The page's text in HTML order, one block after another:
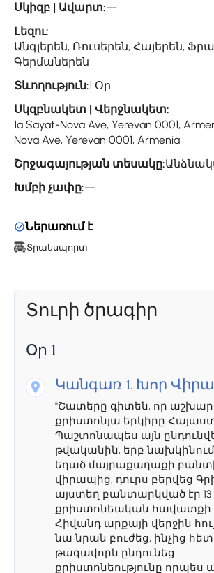
Սկիզբ | Ավարտ:—
Լեզու:
Անգլերեն, Ռուսերեն, Հայերեն,
Գերմաներեն
Տևողություն:1 Օր
Սկզբնակետ | Վերջնակետ:
1a Sayat-Nova Ave, Yerevan 0001,
Nova Ave, Yerevan 0001, Armenia
Շրջագայության տեսակը:
Խմբի չափը:—
Ներառում է
Տրանսպորտ
Տուրի ծրագիր
Օր 1
Կանգառ 1. Խոր
"Շատերը գիտեն, որ
քրիստոնյա երկիրը
Պաշտոնապես այն ընդունվել
թվականին, երբ
եղած մայրաքաղաքի
վիրապից, դուրս բերվեց
այստեղ բանտարկված էր 13
քրիստոնեական հավատքի
Հիվանդ արքայի վերջին
նա նրան բուժեց, ինչից
թագավորն ընդունեց
քրիստոնեությունը